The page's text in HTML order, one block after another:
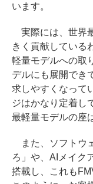
います。
実際には、世界
きく貢献している
軽量モデルへの取
デルにも展開でき
求しやすくなって
ジはかなり定着し
最軽量モデルの座
また、ソフトウ
ろ」や、AIメイク
搭載し、これも